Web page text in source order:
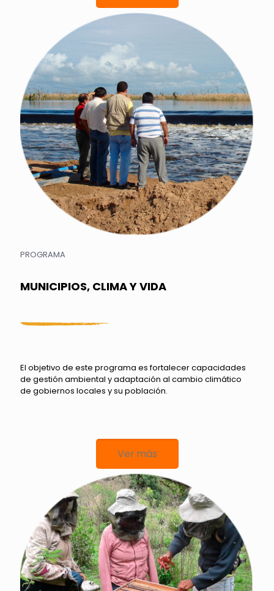
PROGRAMA
MUNICIPIOS, CLIMA Y VIDA
El objetivo de este programa es fortalecer capacidades
de gestión ambiental y adaptación al cambio climático
de gobiernos locales y su población.
Ver más